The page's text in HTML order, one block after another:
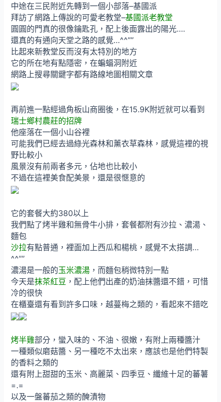
中途在三民附近先轉到一個小部落–基國派
拜訪了網路上傳說的可愛老教堂–基國派老教堂
圓圓的門真的很像鑰匙孔，配上後面露出的陽光….
還真的有通向天堂之路的感覺…^^””
比起來新教堂反而沒有太特別的地方
它的所在地有點隱密，在蝙蝠洞附近
網路上搜尋關鍵字都有路線地圖相關文章
再前進一點經過角板山商圈後，在15.9K附近就可以看到
瑞士鄉村農莊的招牌
他座落在一個小山谷裡
可能我們已經去過綠光森林和薰衣草森林，感覺這裡的視
野比較小
風景沒有前兩者多元，佔地也比較小
不過在這裡美食配美景，還是很愜意的
它的套餐大約380以上
我們點了烤半雞和無骨牛小排，套餐都附有沙拉、濃湯、
麵包
沙拉有點普通，裡面加上西瓜和楊桃，感覺不太搭調…
^^””
濃湯是一般的玉米濃湯 ，而麵包稍微特別一點
今天是抹茶紅豆 ，配上他們出產的奶油抹醬還不錯，可惜
冷的很快
在櫃臺還有看到許多口味，越蔓梅之類的，看起來不錯吃
烤半雞部分，蠻入味的、不油、很嫩，有附上兩種醬汁
一種類似磨菇醬、另一種吃不太出來，應該也是他們特製
的香料之類的
還有附上甜甜的玉米、高麗菜、四季豆、纖維十足的蕃薯
=.=
以及一盤蕃茄之類的醃漬物